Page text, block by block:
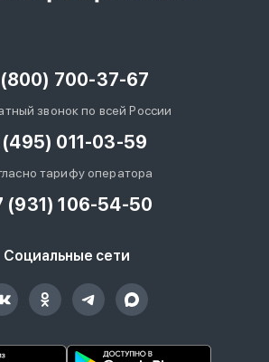
700-37-67
звонок по всей России
(495) 011-03-59
тарифу оператора
(931) 106-54-50
Социальные сети